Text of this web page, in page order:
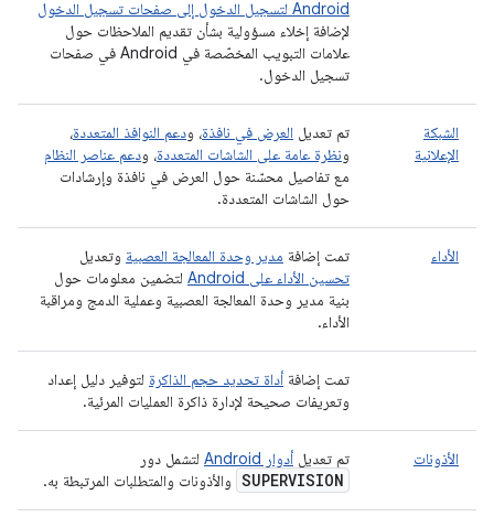
Android لتسجيل الدخول إلى صفحات تسجيل الدخول
لإضافة إخلاء مسؤولية بشأن تقديم الملاحظات حول
علامات التبويب المخصّصة في Android في صفحات
تسجيل الدخول.
الشبكة
الإعلانية
تم تعديل العرض في نافذة، ودعم النوافذ المتعددة،
ونظرة عامة على الشاشات المتعددة، ودعم عناصر النظام
مع تفاصيل محسّنة حول العرض في نافذة وإرشادات
حول الشاشات المتعددة.
الأداء تمت إضافة مدير وحدة المعالجة العصبية وتعديل
تحسين الأداء على Android
لتضمين معلومات حول
بنية مدير وحدة المعالجة العصبية وعملية الدمج ومراقبة
الأداء.
تمت إضافة أداة تحديد حجم الذاكرة لتوفير دليل إعداد
وتعريفات صحيحة لإدارة ذاكرة العمليات المرئية.
الأذونات تم تعديل أدوار Android لتشمل دور
SUPERVISION والأذونات والمتطلبات المرتبطة به.